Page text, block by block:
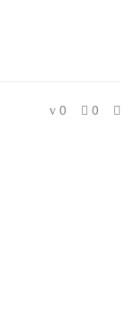
0 0